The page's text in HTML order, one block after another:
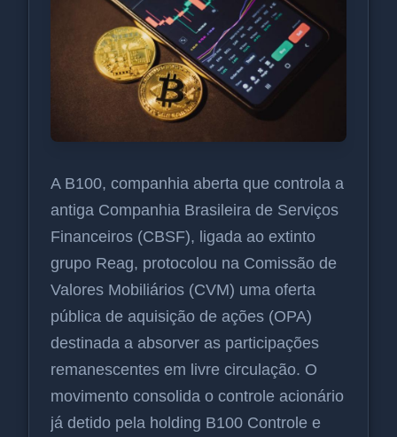
A B100, companhia aberta que controla a
antiga Companhia Brasileira de Serviços
Financeiros (CBSF), ligada ao extinto
grupo Reag, protocolou na Comissão de
Valores Mobiliários (CVM) uma oferta
pública de aquisição de ações (OPA)
destinada a absorver as participações
remanescentes em livre circulação. O
movimento consolida o controle acionário
já detido pela holding B100 Controle e